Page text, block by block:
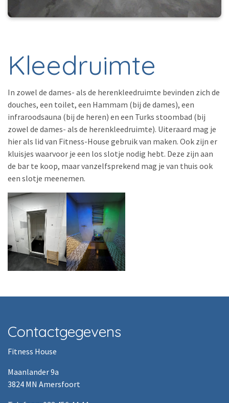
Kleedruimte
In zowel de dames- als de herenkleedruimte bevinden zich de
douches, een toilet, een Hammam (bij de dames), een
infraroodsauna (bij de heren) en een Turks stoombad (bij
zowel de dames- als de herenkleedruimte). Uiteraard mag je
hier als lid van Fitness-House gebruik van maken. Ook zijn er
kluisjes waarvoor je een los slotje nodig hebt. Deze zijn aan
de bar te koop, maar vanzelfsprekend mag je van thuis ook
een slotje meenemen.
Contactgegevens
Fitness House
Maanlander 9a
3824 MN Amersfoort